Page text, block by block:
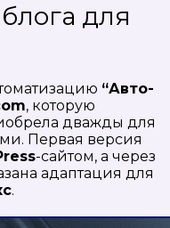
для
“Авто-
, которую
дважды для
Первая версия
-сайтом, а через
адаптация для
.